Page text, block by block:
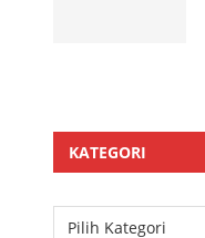
KATEGORI